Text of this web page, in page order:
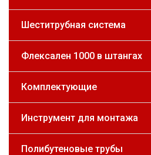
Шеститрубная система
Флексален 1000 в штангах
Комплектующие
Инструмент для монтажа
Полибутеновые трубы